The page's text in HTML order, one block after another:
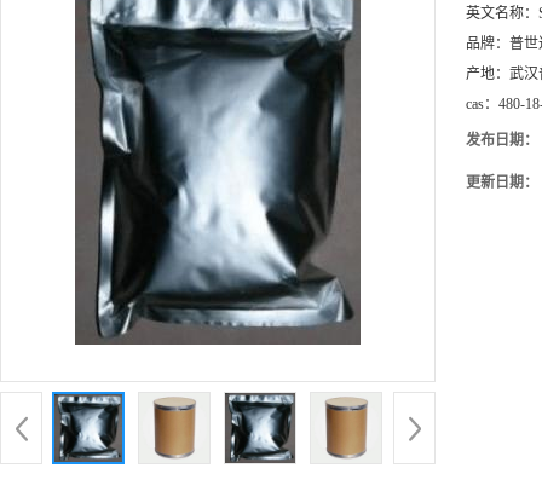
英文名称：
品牌： 普世
产地： 武汉
cas： 480-
发布日期：
更新日期：